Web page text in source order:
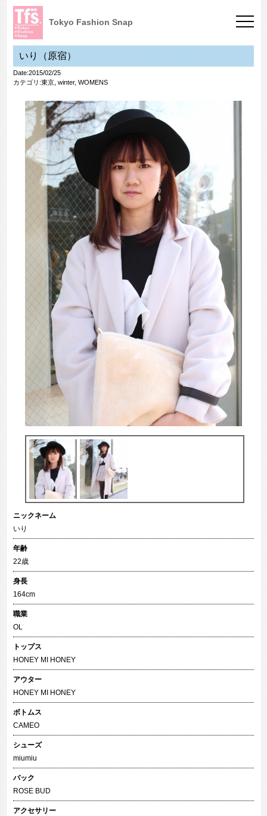
Tokyo Fashion Snap
いり（原宿）
Date:2015/02/25
カテゴリ:東京, winter, WOMENS
ニックネーム
いり
年齢
22歳
身長
164cm
職業
OL
トップス
HONEY MI HONEY
アウター
HONEY MI HONEY
ボトムス
CAMEO
シューズ
miumiu
バック
ROSE BUD
アクセサリー